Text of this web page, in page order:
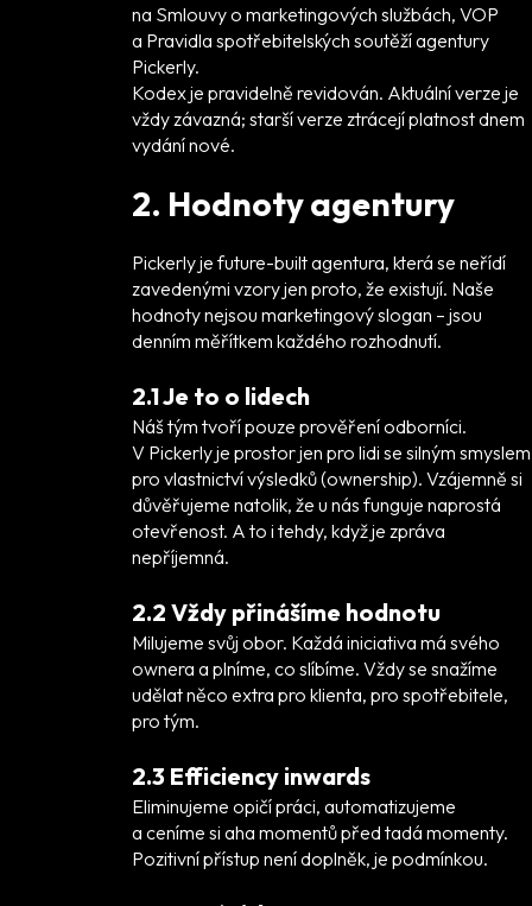
na Smlouvy o marketingových službách, VOP
a Pravidla spotřebitelských soutěží agentury
Pickerly.
Kodex je pravidelně revidován. Aktuální verze je
vždy závazná; starší verze ztrácejí platnost dnem
vydání nové.
2. Hodnoty agentury
Pickerly je future-built agentura, která se neřídí
zavedenými vzory jen proto, že existují. Naše
hodnoty nejsou marketingový slogan – jsou
denním měřítkem každého rozhodnutí.
2.1 Je to o lidech
Náš tým tvoří pouze prověření odborníci.
V Pickerly je prostor jen pro lidi se silným smyslem
pro vlastnictví výsledků (ownership). Vzájemně si
důvěřujeme natolik, že u nás funguje naprostá
otevřenost. A to i tehdy, když je zpráva
nepříjemná.
2.2 Vždy přinášíme hodnotu
Milujeme svůj obor. Každá iniciativa má svého
ownera a plníme, co slíbíme. Vždy se snažíme
udělat něco extra pro klienta, pro spotřebitele,
pro tým.
2.3 Efficiency inwards
Eliminujeme opičí práci, automatizujeme
a ceníme si aha momentů před tadá momenty.
Pozitivní přístup není doplněk, je podmínkou.